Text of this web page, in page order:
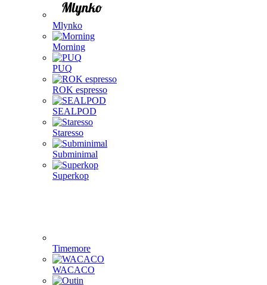
Mlynko
Morning
PUQ
ROK espresso
SEALPOD
Staresso
Subminimal
Superkop
Timemore
WACACO